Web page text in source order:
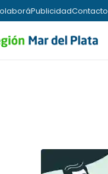
PublicidadContacto